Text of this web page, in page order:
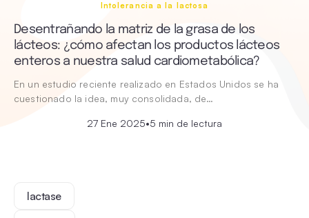
Intolerancia a la lactosa
Desentrañando la matriz de la grasa de los
lácteos: ¿cómo afectan los productos lácteos
enteros a nuestra salud cardiometabólica?
En un estudio reciente realizado en Estados Unidos se ha
cuestionado la idea, muy consolidada, de…
27 Ene 2025•5 min de lectura
lactase